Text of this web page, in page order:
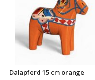
Dalapferd 15 cm orange